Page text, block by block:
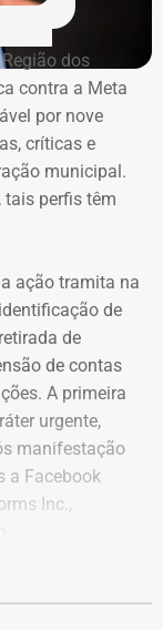
Região dos
contra a Meta
por nove
críticas e
municipal.
tais perfis têm
ação tramita na
de
de
de contas
A primeira
urgente,
manifestação
a Facebook
Inc.,
incluídos no